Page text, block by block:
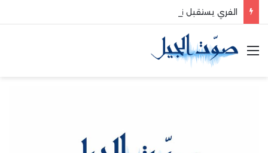
الفري يستقبل نقيب موظفي قاديشا
القائمة